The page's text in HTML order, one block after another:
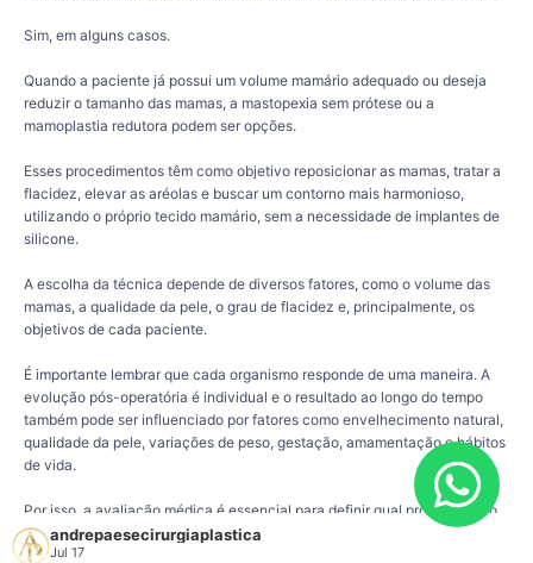
Sim, em alguns casos.
Quando a paciente já possui um volume mamário adequado ou deseja
reduzir o tamanho das mamas, a mastopexia sem prótese ou a
mamoplastia redutora podem ser opções.
Esses procedimentos têm como objetivo reposicionar as mamas, tratar a
flacidez, elevar as aréolas e buscar um contorno mais harmonioso,
utilizando o próprio tecido mamário, sem a necessidade de implantes de
silicone.
A escolha da técnica depende de diversos fatores, como o volume das
mamas, a qualidade da pele, o grau de flacidez e, principalmente, os
objetivos de cada paciente.
É importante lembrar que cada organismo responde de uma maneira. A
evolução pós-operatória é individual e o resultado ao longo do tempo
também pode ser influenciado por fatores como envelhecimento natural,
qualidade da pele, variações de peso, gestação, amamentação e hábitos
de vida.
Por isso, a avaliação médica é essencial para definir qual procedimento
pode ser mais indicado para cada caso e para alinhar expectativas de
forma segura e individualizada.
andrepaesecirurgiaplastica
Jul 17